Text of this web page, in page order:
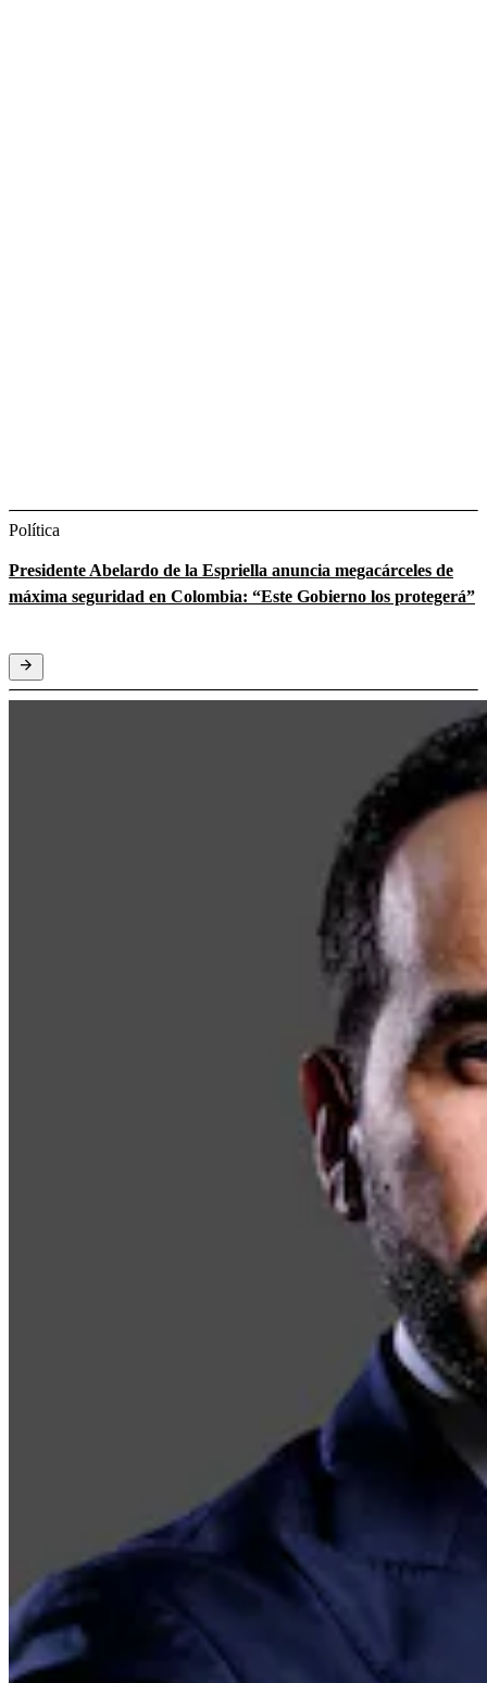
Política
Presidente Abelardo de la Espriella anuncia megacárceles de
máxima seguridad en Colombia: “Este Gobierno los protegerá”